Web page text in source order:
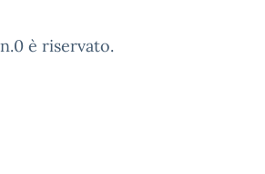
è riservato.